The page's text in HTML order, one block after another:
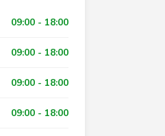
09:00 - 18:00
09:00 - 18:00
09:00 - 18:00
09:00 - 18:00